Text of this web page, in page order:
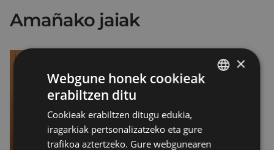
Amañako jaiak
×
Webgune honek cookieak
erabiltzen ditu
Cookieak erabiltzen ditugu edukia,
iragarkiak pertsonalizatzeko eta gure
trafikoa aztertzeko. Gure webgunearen